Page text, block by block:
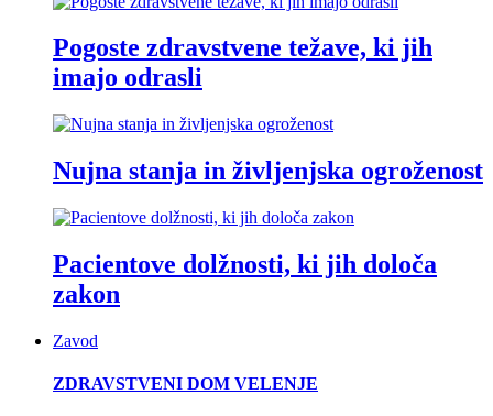
Pogoste zdravstvene težave, ki jih
imajo odrasli
Nujna stanja in življenjska ogroženost
Pacientove dolžnosti, ki jih določa
zakon
Zavod
ZDRAVSTVENI DOM VELENJE